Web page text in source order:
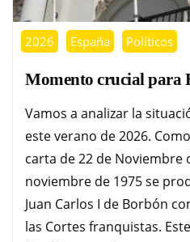
2026 España Políticos
Momento crucial para
Vamos a analizar la
este verano de 2026.
carta de 22 de Noviembre
noviembre de 1975 se
Juan Carlos I de Borbón
las Cortes franquistas.